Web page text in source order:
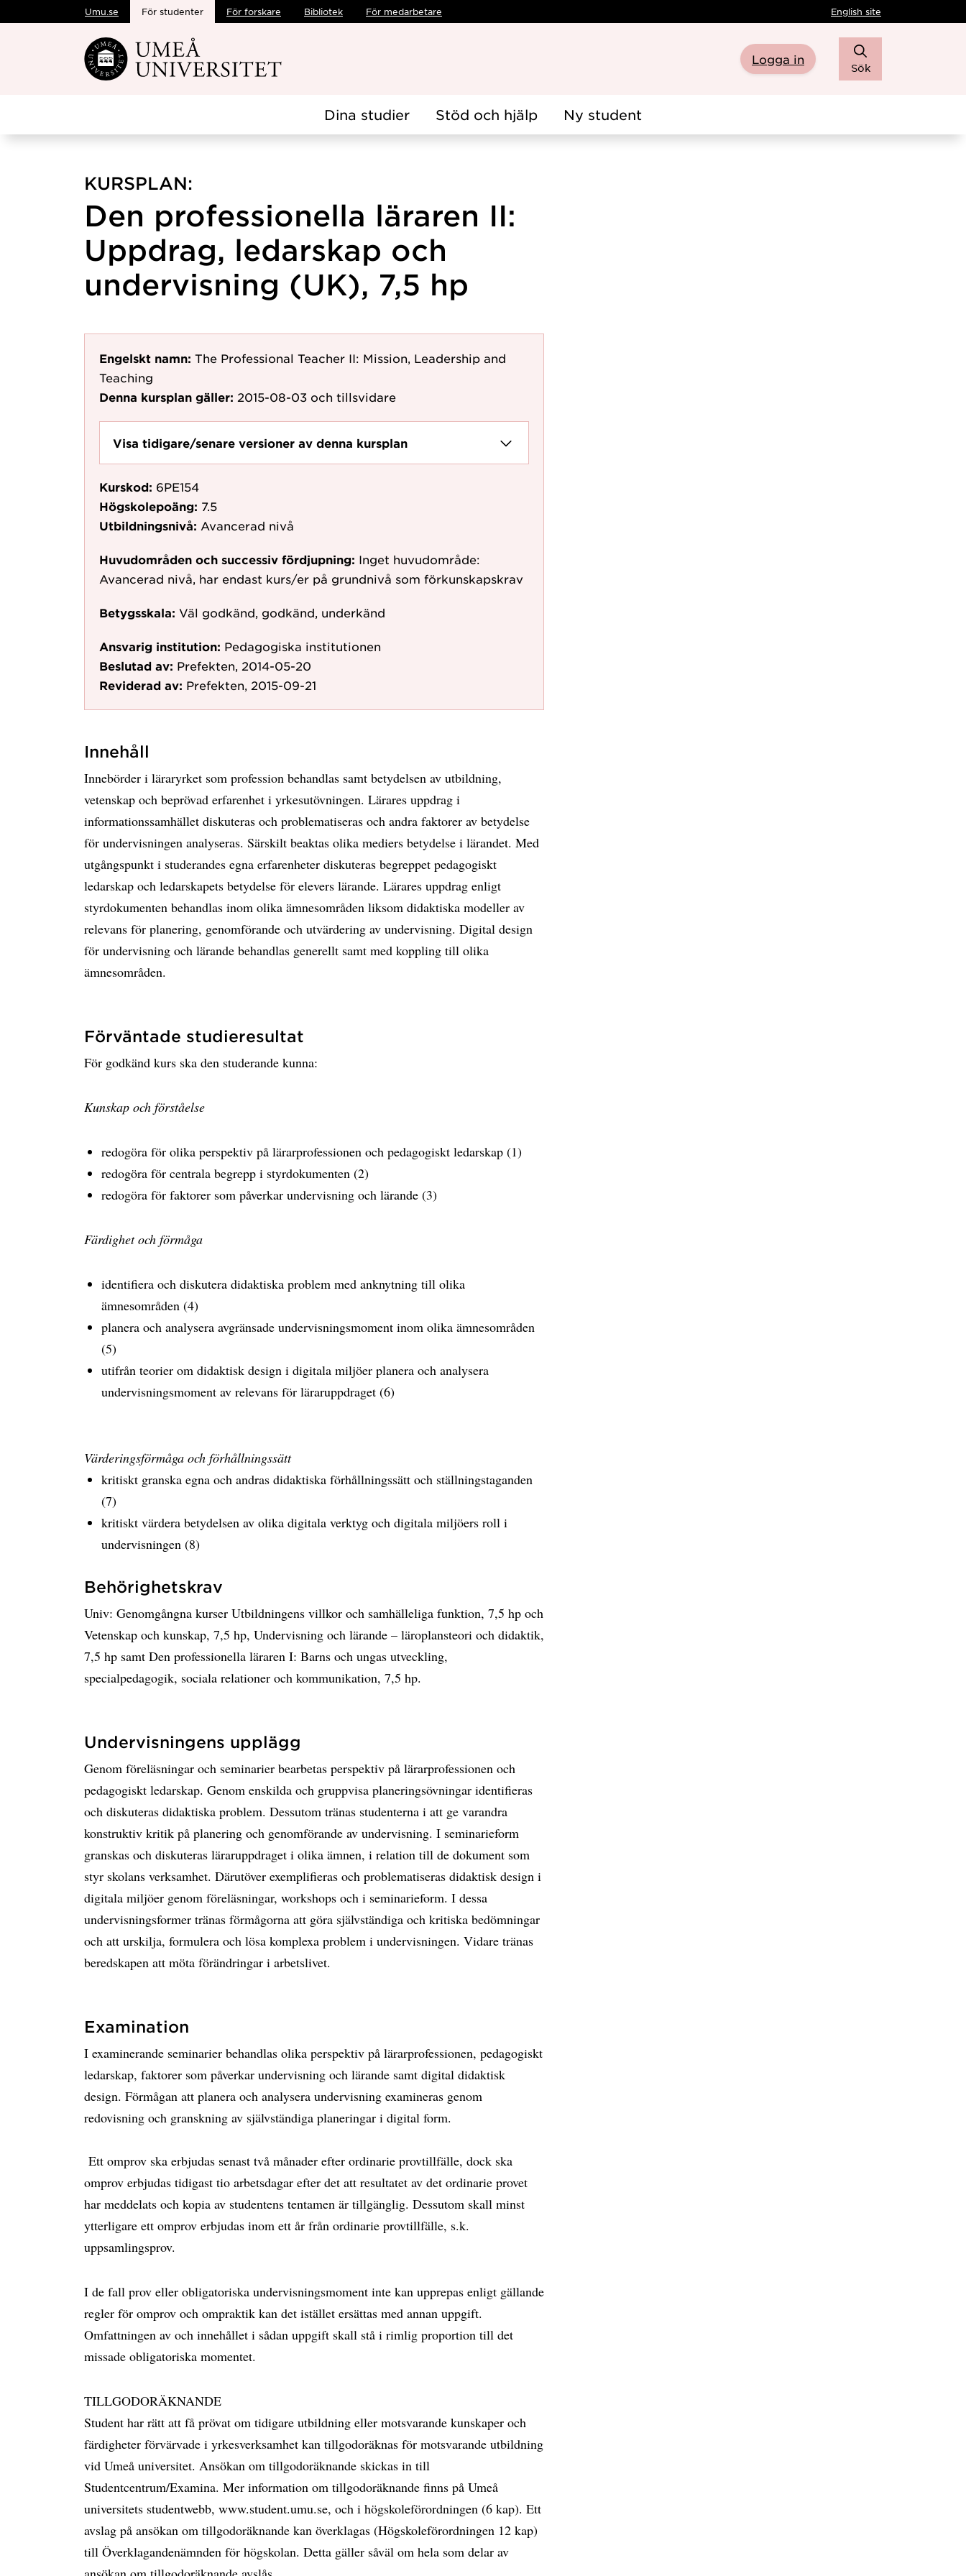
Hoppa direkt till innehållet
Umu.se För studenter För forskare Bibliotek För medarbetare English site
Logga in
Sök
Dina studier Stöd och hjälp Ny student
KURSPLAN:
Den professionella läraren II:
Uppdrag, ledarskap och
undervisning (UK), 7,5 hp
Engelskt namn: The Professional Teacher II: Mission, Leadership and
Teaching
Denna kursplan gäller: 2015-08-03 och tillsvidare
Visa tidigare/senare versioner av denna kursplan
Kurskod: 6PE154
Högskolepoäng: 7.5
Utbildningsnivå: Avancerad nivå
Huvudområden och successiv fördjupning: Inget huvudområde:
Avancerad nivå, har endast kurs/er på grundnivå som förkunskapskrav
Betygsskala: Väl godkänd, godkänd, underkänd
Ansvarig institution: Pedagogiska institutionen
Beslutad av: Prefekten, 2014-05-20
Reviderad av: Prefekten, 2015-09-21
Innehåll
Innebörder i läraryrket som profession behandlas samt betydelsen av utbildning,
vetenskap och beprövad erfarenhet i yrkesutövningen. Lärares uppdrag i
informationssamhället diskuteras och problematiseras och andra faktorer av betydelse
för undervisningen analyseras. Särskilt beaktas olika mediers betydelse i lärandet. Med
utgångspunkt i studerandes egna erfarenheter diskuteras begreppet pedagogiskt
ledarskap och ledarskapets betydelse för elevers lärande. Lärares uppdrag enligt
styrdokumenten behandlas inom olika ämnesområden liksom didaktiska modeller av
relevans för planering, genomförande och utvärdering av undervisning. Digital design
för undervisning och lärande behandlas generellt samt med koppling till olika
ämnesområden.
Förväntade studieresultat
För godkänd kurs ska den studerande kunna:
Kunskap och förståelse
redogöra för olika perspektiv på lärarprofessionen och pedagogiskt ledarskap (1)
redogöra för centrala begrepp i styrdokumenten (2)
redogöra för faktorer som påverkar undervisning och lärande (3)
Färdighet och förmåga
identifiera och diskutera didaktiska problem med anknytning till olika
ämnesområden (4)
planera och analysera avgränsade undervisningsmoment inom olika ämnesområden
(5)
utifrån teorier om didaktisk design i digitala miljöer planera och analysera
undervisningsmoment av relevans för läraruppdraget (6)
Värderingsförmåga och förhållningssätt
kritiskt granska egna och andras didaktiska förhållningssätt och ställningstaganden
(7)
kritiskt värdera betydelsen av olika digitala verktyg och digitala miljöers roll i
undervisningen (8)
Behörighetskrav
Univ: Genomgångna kurser Utbildningens villkor och samhälleliga funktion, 7,5 hp och
Vetenskap och kunskap, 7,5 hp, Undervisning och lärande – läroplansteori och didaktik,
7,5 hp samt Den professionella läraren I: Barns och ungas utveckling,
specialpedagogik, sociala relationer och kommunikation, 7,5 hp.
Undervisningens upplägg
Genom föreläsningar och seminarier bearbetas perspektiv på lärarprofessionen och
pedagogiskt ledarskap. Genom enskilda och gruppvisa planeringsövningar identifieras
och diskuteras didaktiska problem. Dessutom tränas studenterna i att ge varandra
konstruktiv kritik på planering och genomförande av undervisning. I seminarieform
granskas och diskuteras läraruppdraget i olika ämnen, i relation till de dokument som
styr skolans verksamhet. Därutöver exemplifieras och problematiseras didaktisk design i
digitala miljöer genom föreläsningar, workshops och i seminarieform. I dessa
undervisningsformer tränas förmågorna att göra självständiga och kritiska bedömningar
och att urskilja, formulera och lösa komplexa problem i undervisningen. Vidare tränas
beredskapen att möta förändringar i arbetslivet.
Examination
I examinerande seminarier behandlas olika perspektiv på lärarprofessionen, pedagogiskt
ledarskap, faktorer som påverkar undervisning och lärande samt digital didaktisk
design. Förmågan att planera och analysera undervisning examineras genom
redovisning och granskning av självständiga planeringar i digital form.
Ett omprov ska erbjudas senast två månader efter ordinarie provtillfälle, dock ska
omprov erbjudas tidigast tio arbetsdagar efter det att resultatet av det ordinarie provet
har meddelats och kopia av studentens tentamen är tillgänglig. Dessutom skall minst
ytterligare ett omprov erbjudas inom ett år från ordinarie provtillfälle, s.k.
uppsamlingsprov.
I de fall prov eller obligatoriska undervisningsmoment inte kan upprepas enligt gällande
regler för omprov och ompraktik kan det istället ersättas med annan uppgift.
Omfattningen av och innehållet i sådan uppgift skall stå i rimlig proportion till det
missade obligatoriska momentet.
TILLGODORÄKNANDE
Student har rätt att få prövat om tidigare utbildning eller motsvarande kunskaper och
färdigheter förvärvade i yrkesverksamhet kan tillgodoräknas för motsvarande utbildning
vid Umeå universitet. Ansökan om tillgodoräknande skickas in till
Studentcentrum/Examina. Mer information om tillgodoräknande finns på Umeå
universitets studentwebb, www.student.umu.se, och i högskoleförordningen (6 kap). Ett
avslag på ansökan om tillgodoräknande kan överklagas (Högskoleförordningen 12 kap)
till Överklagandenämnden för högskolan. Detta gäller såväl om hela som delar av